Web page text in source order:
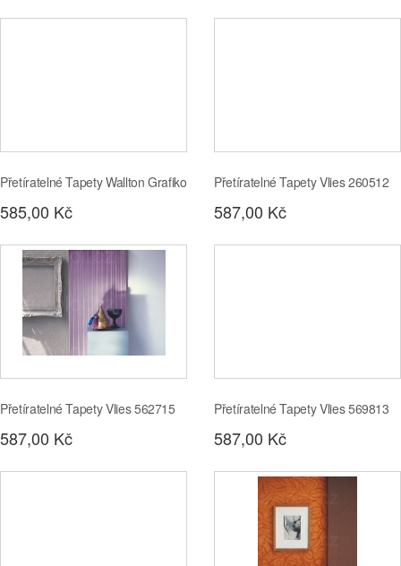
Přetíratelné Tapety Wallton Grafiko
585,00 Kč
Přetíratelné Tapety Vlies 260512
587,00 Kč
Přetíratelné Tapety Vlies 562715
587,00 Kč
Přetíratelné Tapety Vlies 569813
587,00 Kč